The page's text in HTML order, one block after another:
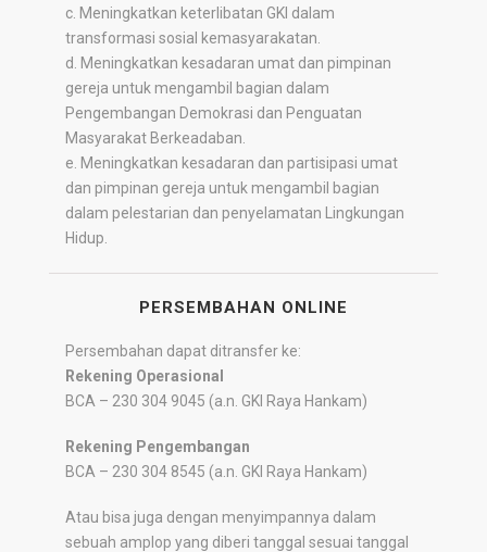
c. Meningkatkan keterlibatan GKI dalam
transformasi sosial kemasyarakatan.
d. Meningkatkan kesadaran umat dan pimpinan
gereja untuk mengambil bagian dalam
Pengembangan Demokrasi dan Penguatan
Masyarakat Berkeadaban.
e. Meningkatkan kesadaran dan partisipasi umat
dan pimpinan gereja untuk mengambil bagian
dalam pelestarian dan penyelamatan Lingkungan
Hidup.
PERSEMBAHAN ONLINE
Persembahan dapat ditransfer ke:
Rekening Operasional
BCA – 230 304 9045 (a.n. GKI Raya Hankam)
Rekening Pengembangan
BCA – 230 304 8545 (a.n. GKI Raya Hankam)
Atau bisa juga dengan menyimpannya dalam
sebuah amplop yang diberi tanggal sesuai tanggal